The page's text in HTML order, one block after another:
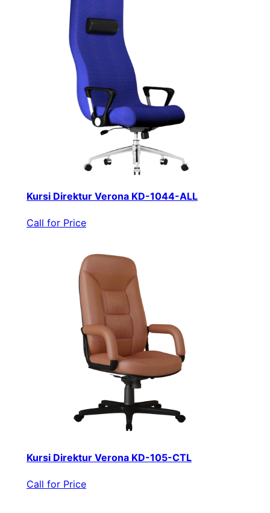
Kursi Direktur Verona KD-1044-ALL
Call for Price
Kursi Direktur Verona KD-105-CTL
Call for Price